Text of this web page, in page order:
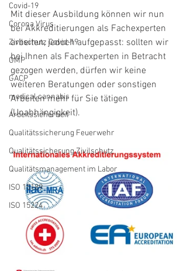
Covid-19
Corona Virus
Zivilschutz Covid-19
GMP
GACP
medical cannabis
Arbeitssicherheit
Qualitätssicherung Feuerwehr
Qualitätssicherung Zivilschutz
Qualitätsmanagement im Labor
ISO 15189
ISO 15224
Mit dieser Ausbildung können wir nun
bei Akkreditierungen als Fachexperten
arbeiten, jedoch aufgepasst: sollten wir
bei Ihnen als Fachexperten in Betracht
gezogen werden, dürfen wir keine
weiteren Beratungen oder sonstigen
Arbeiten mehr für Sie tätigen
(Unabhängigkeit).